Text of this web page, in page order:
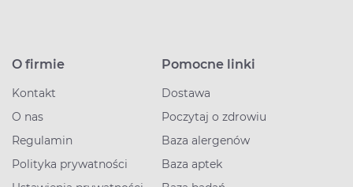
O firmie
Kontakt
O nas
Regulamin
Polityka prywatności
Pomocne linki
Dostawa
Poczytaj o zdrowiu
Baza alergenów
Baza aptek